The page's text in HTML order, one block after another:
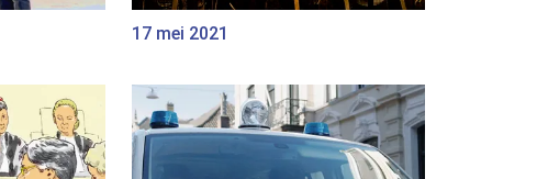
17 mei 2021